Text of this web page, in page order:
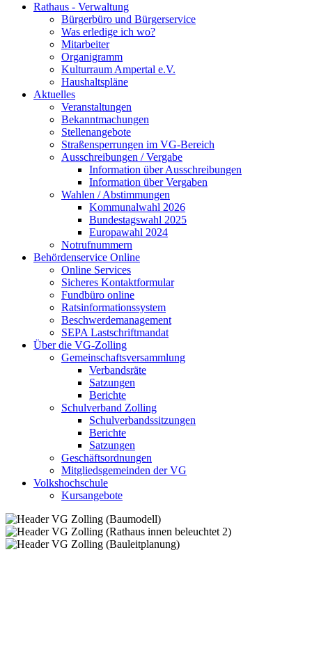
Rathaus - Verwaltung
Bürgerbüro und Bürgerservice
Was erledige ich wo?
Mitarbeiter
Organigramm
Kulturraum Ampertal e.V.
Haushaltspläne
Aktuelles
Veranstaltungen
Bekanntmachungen
Stellenangebote
Straßensperrungen im VG-Bereich
Ausschreibungen / Vergabe
Information über Ausschreibungen
Information über Vergaben
Wahlen / Abstimmungen
Kommunalwahl 2026
Bundestagswahl 2025
Europawahl 2024
Notrufnummern
Behördenservice Online
Online Services
Sicheres Kontaktformular
Fundbüro online
Ratsinformationssystem
Beschwerdemanagement
SEPA Lastschriftmandat
Über die VG-Zolling
Gemeinschaftsversammlung
Verbandsräte
Satzungen
Berichte
Schulverband Zolling
Schulverbandssitzungen
Berichte
Satzungen
Geschäftsordnungen
Mitgliedsgemeinden der VG
Volkshochschule
Kursangebote